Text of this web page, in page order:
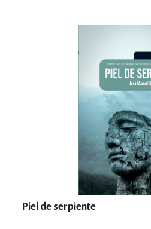
Piel de serpiente